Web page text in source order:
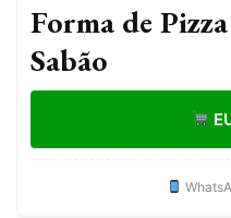
Forma de
Sabão